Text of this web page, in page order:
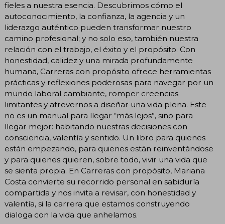
fieles a nuestra esencia. Descubrimos cómo el
autoconocimiento, la confianza, la agencia y un
liderazgo auténtico pueden transformar nuestro
camino profesional; y no solo eso, también nuestra
relación con el trabajo, el éxito y el propósito. Con
honestidad, calidez y una mirada profundamente
humana, Carreras con propósito ofrece herramientas
prácticas y reflexiones poderosas para navegar por un
mundo laboral cambiante, romper creencias
limitantes y atrevernos a diseñar una vida plena. Este
no es un manual para llegar “más lejos”, sino para
llegar mejor: habitando nuestras decisiones con
consciencia, valentía y sentido. Un libro para quienes
están empezando, para quienes están reinventándose
y para quienes quieren, sobre todo, vivir una vida que
se sienta propia. En Carreras con propósito, Mariana
Costa convierte su recorrido personal en sabiduría
compartida y nos invita a revisar, con honestidad y
valentía, si la carrera que estamos construyendo
dialoga con la vida que anhelamos.